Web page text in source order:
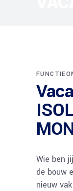
Wie ben
de bouw
nieuw